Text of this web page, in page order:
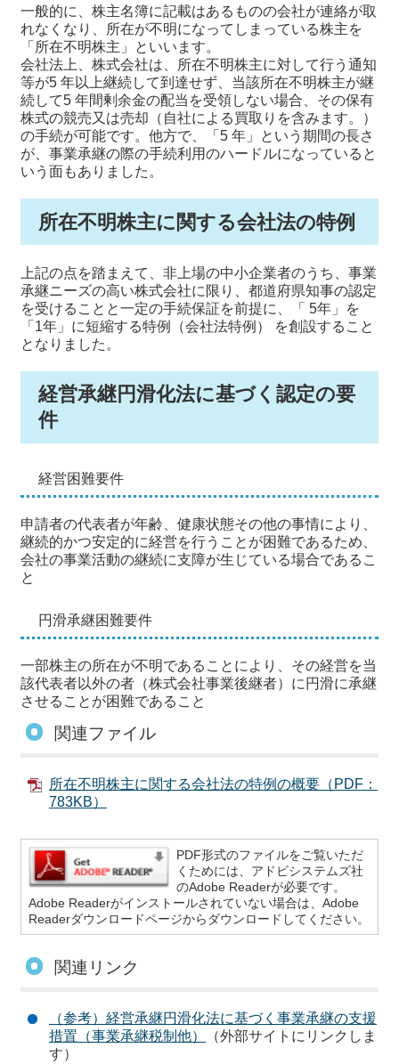
一般的に、株主名簿に記載はあるものの会社が連絡が取
れなくなり、所在が不明になってしまっている株主を
「所在不明株主」といいます。
会社法上、株式会社は、所在不明株主に対して行う通知
等が5 年以上継続して到達せず、当該所在不明株主が継
続して5 年間剰余金の配当を受領しない場合、その保有
株式の競売又は売却（自社による買取りを含みます。）
の手続が可能です。他方で、「5 年」という期間の長さ
が、事業承継の際の手続利用のハードルになっていると
いう面もありました。
所在不明株主に関する会社法の特例
上記の点を踏まえて、非上場の中小企業者のうち、事業
承継ニーズの高い株式会社に限り、都道府県知事の認定
を受けることと一定の手続保証を前提に、「 5年」を
「1年」に短縮する特例（会社法特例） を創設すること
となりました。
経営承継円滑化法に基づく認定の要
件
経営困難要件
申請者の代表者が年齢、健康状態その他の事情により、
継続的かつ安定的に経営を行うことが困難であるため、
会社の事業活動の継続に支障が生じている場合であるこ
と
円滑承継困難要件
一部株主の所在が不明であることにより、その経営を当
該代表者以外の者（株式会社事業後継者）に円滑に承継
させることが困難であること
関連ファイル
所在不明株主に関する会社法の特例の概要（PDF：
783KB）
PDF形式のファイルをご覧いただ
くためには、アドビシステムズ社
のAdobe Readerが必要です。
Adobe Readerがインストールされていない場合は、Adobe
Readerダウンロードページからダウンロードしてください。
関連リンク
（参考）経営承継円滑化法に基づく事業承継の支援
措置（事業承継税制他）
（外部サイトにリンクしま
す）